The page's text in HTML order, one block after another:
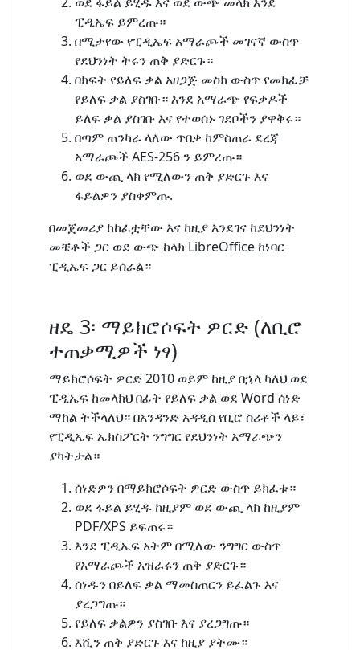
ፒዲኤፍ ይምረጡ።
በሚታየው የፒዲኤፍ አማራጮች መገናኛ ውስጥ
የደህንነት ትሩን ጠቅ ያድርጉ።
በክፍት የይለፍ ቃል አዘጋጅ መስክ ውስጥ የመክፈቻ
የይለፍ ቃል ያስገቡ። እንደ አማራጭ የፍቃዶች
ይለፍ ቃል ያስገቡ እና የተወሰኑ ገደቦችን ያዋቅሩ።
በጣም ጠንካራ ላለው ጥበቃ ከምስጠራ ደረጃ
አማራጮች AES-256 ን ይምረጡ።
ወደ ውጪ ላክ የሚለውን ጠቅ ያድርጉ እና
ፋይልዎን ያስቀምጡ.
በመጀመሪያ ከከፈቷቸው እና ከዚያ እንደገና ከደህንነት
መቼቶች ጋር ወደ ውጭ ከላክ LibreOffice ከነባር
ፒዲኤፍ ጋር ይሰራል።
ዘዴ 3፡ ማይክሮሶፍት ዎርድ (ለቢሮ
ተጠቃሚዎች ነፃ)
ማይክሮሶፍት ዎርድ 2010 ወይም ከዚያ በኋላ ካለህ ወደ
ፒዲኤፍ ከመላክህ በፊት የይለፍ ቃል ወደ Word ሰነድ
ማከል ትችላለህ። በአንዳንድ አዳዲስ የቢሮ ስሪቶች ላይ፣
የፒዲኤፍ ኤክስፖርት ንግግር የደህንነት አማራጭን
ያካትታል።
ሰነድዎን በማይክሮሶፍት ዎርድ ውስጥ ይክፈቱ።
ወደ ፋይል ይሂዱ ከዚያም ወደ ውጪ ላክ ከዚያም
PDF/XPS ይፍጠሩ።
እንደ ፒዲኤፍ አትም በሚለው ንግግር ውስጥ
የአማራጮች አዝራሩን ጠቅ ያድርጉ።
ሰነዱን በይለፍ ቃል ማመስጠርን ይፈልጉ እና
ያረጋግጡ።
የይለፍ ቃልዎን ያስገቡ እና ያረጋግጡ።
እሺን ጠቅ ያድርጉ እና ከዚያ ያትሙ።